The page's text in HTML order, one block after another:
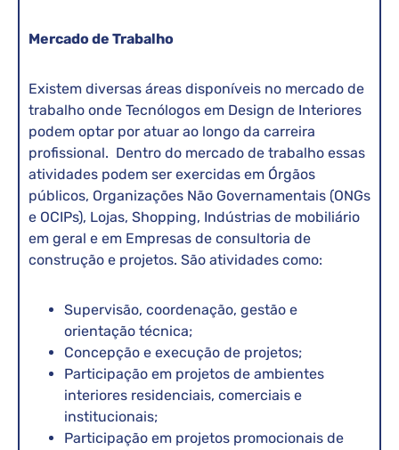
Mercado de Trabalho
Existem diversas áreas disponíveis no mercado de
trabalho onde Tecnólogos em Design de Interiores
podem optar por atuar ao longo da carreira
profissional. Dentro do mercado de trabalho essas
atividades podem ser exercidas em Órgãos
públicos, Organizações Não Governamentais (ONGs
e OCIPs), Lojas, Shopping, Indústrias de mobiliário
em geral e em Empresas de consultoria de
construção e projetos. São atividades como:
Supervisão, coordenação, gestão e
orientação técnica;
Concepção e execução de projetos;
Participação em projetos de ambientes
interiores residenciais, comerciais e
institucionais;
Participação em projetos promocionais de